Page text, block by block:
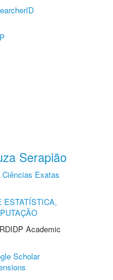
Serapião
Exatas
ESTATÍSTICA,
Academic
Scholar